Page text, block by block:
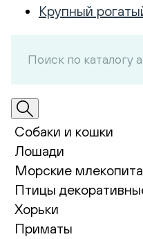
Крупный
Собаки и кошки
Лошади
Морские
Птицы
Хорьки
Приматы